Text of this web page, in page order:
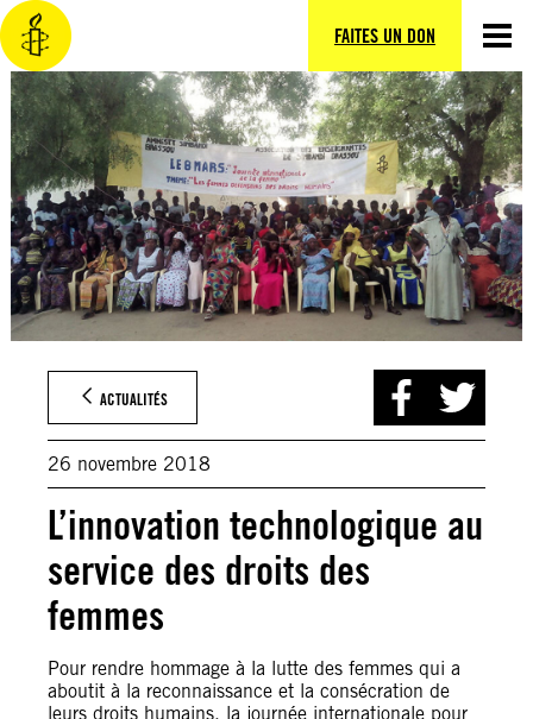
FAITES UN DON
Aller
au
contenu
ACTUALITÉS
26 novembre 2018
L’innovation technologique au
service des droits des
femmes
Pour rendre hommage à la lutte des femmes qui a
aboutit à la reconnaissance et la consécration de
leurs droits humains, la journée internationale pour